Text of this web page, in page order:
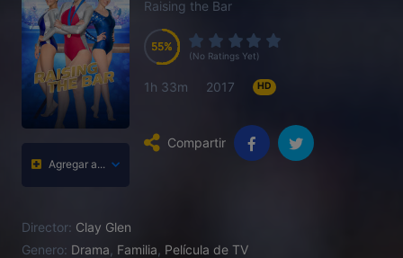
Agregar a...
Raising the Bar
55
55
55
55
(No Ratings Yet)
1h 33m 2017 HD
Compartir
Director: Clay Glen
Genero: Drama Familia Película de TV